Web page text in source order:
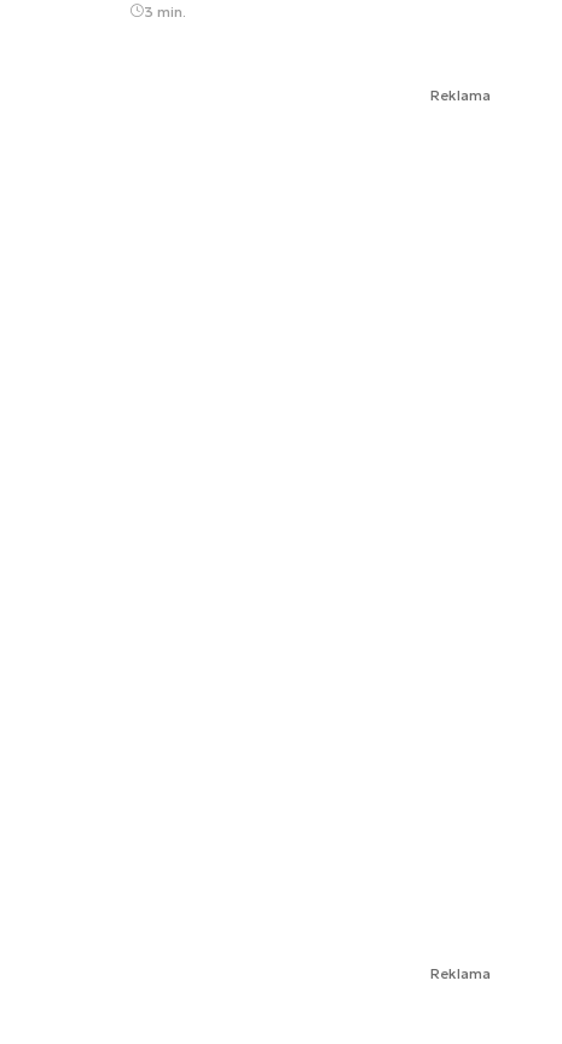
3 min.
Reklama
Reklama